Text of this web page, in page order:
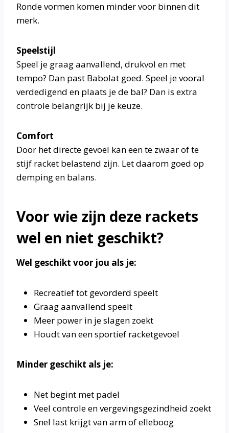
Ronde vormen komen minder voor binnen dit
merk.
Speelstijl
Speel je graag aanvallend, drukvol en met
tempo? Dan past Babolat goed. Speel je vooral
verdedigend en plaats je de bal? Dan is extra
controle belangrijk bij je keuze.
Comfort
Door het directe gevoel kan een te zwaar of te
stijf racket belastend zijn. Let daarom goed op
demping en balans.
Voor wie zijn deze rackets
wel en niet geschikt?
Wel geschikt voor jou als je:
Recreatief tot gevorderd speelt
Graag aanvallend speelt
Meer power in je slagen zoekt
Houdt van een sportief racketgevoel
Minder geschikt als je:
Net begint met padel
Veel controle en vergevingsgezindheid zoekt
Snel last krijgt van arm of elleboog